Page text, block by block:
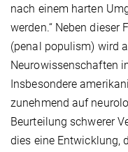
nach einem harten
werden.“ Neben
(penal populism) wird
Neurowissenschaften
Insbesondere
zunehmend auf
Beurteilung schwerer
dies eine Entwicklung,